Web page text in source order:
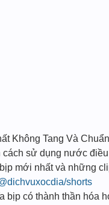
Không Tang Và
sử dụng nước
mới nhất và những
shorts
có thành thần hóa